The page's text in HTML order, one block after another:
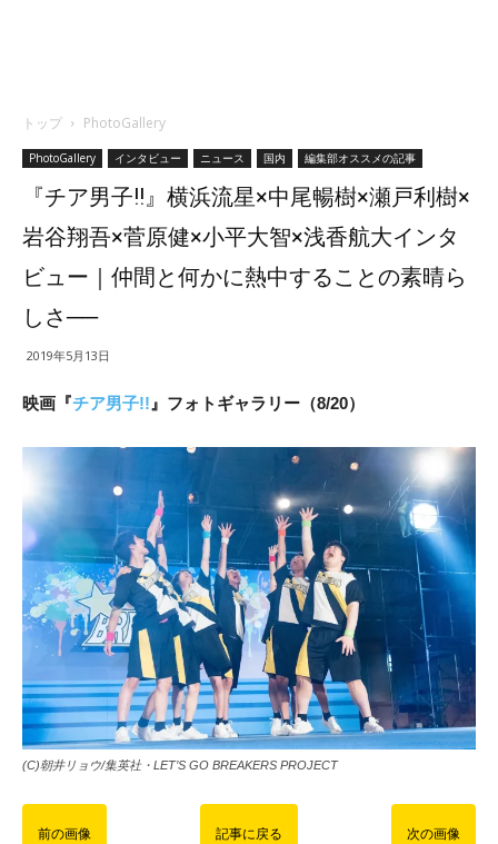
トップ PhotoGallery
PhotoGallery インタビュー ニュース 国内 編集部オススメの記事
『チア男子!!』横浜流星×中尾暢樹×瀬戸利樹×
岩谷翔吾×菅原健×小平大智×浅香航大インタ
ビュー｜仲間と何かに熱中することの素晴ら
しさ──
2019年5月13日
映画『チア男子!! 』フォトギャラリー（8/20）
(C)朝井リョウ/集英社・LET’S GO BREAKERS PROJECT
前の画像 記事に戻る 次の画像